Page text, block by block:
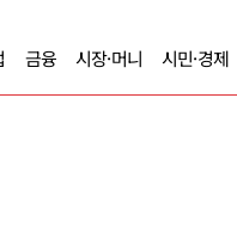
금융 시장·머니 시민·경제